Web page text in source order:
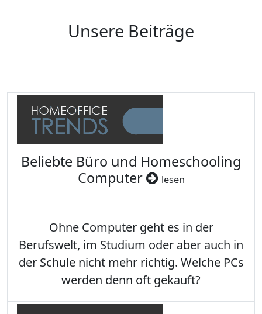
Unsere Beiträge
Beliebte Büro und Homeschooling
Computer
lesen
Ohne Computer geht es in der
Berufswelt, im Studium oder aber auch in
der Schule nicht mehr richtig. Welche PCs
werden denn oft gekauft?